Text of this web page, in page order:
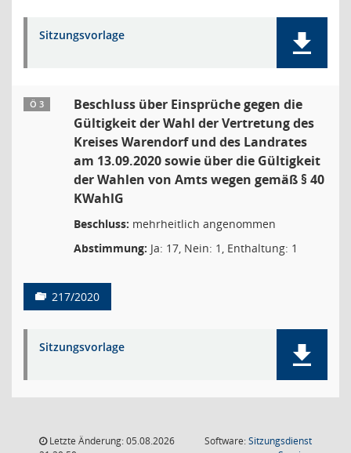
Sitzungsvorlage
Ö 3
Beschluss über Einsprüche gegen die
Gültigkeit der Wahl der Vertretung des
Kreises Warendorf und des Landrates
am 13.09.2020 sowie über die Gültigkeit
der Wahlen von Amts wegen gemäß § 40
KWahlG
Beschluss: mehrheitlich angenommen
Abstimmung: Ja: 17, Nein: 1, Enthaltung: 1
217/2020
Sitzungsvorlage
Letzte Änderung: 05.08.2026
Software:Sitzungsdienst